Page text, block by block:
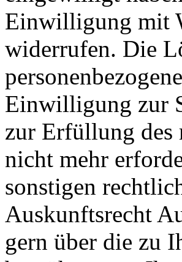
Einwilligung mit
widerrufen. Die
Einwilligung zur
zur Erfüllung des
nicht mehr
sonstigen
Auskunftsrecht
gern über die zu